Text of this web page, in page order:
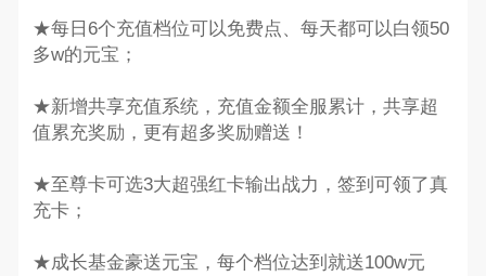
★每日6个充值档位可以免费点、每天都可以白领50
多w的元宝；
★新增共享充值系统，充值金额全服累计，共享超
值累充奖励，更有超多奖励赠送！
★至尊卡可选3大超强红卡输出战力，签到可领了真
充卡；
★成长基金豪送元宝，每个档位达到就送100w元